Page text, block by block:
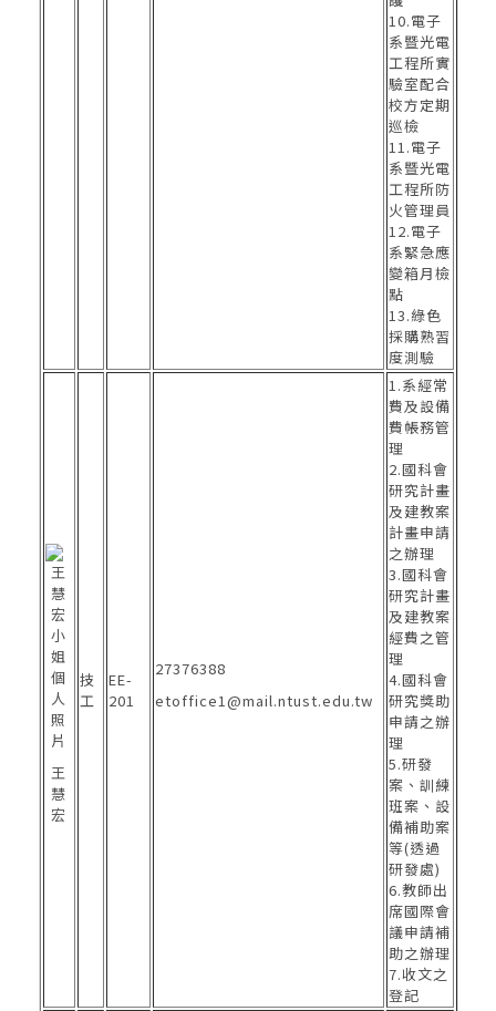
10.電子
系暨光電
工程所實
驗室配合
校方定期
巡檢
11.電子
系暨光電
工程所防
火管理員
12.電子
系緊急應
變箱月檢
點
13.綠色
採購熟習
度測驗
王
慧
宏
技
工
EE-
201
27376388
etoffice1@mail.ntust.edu.tw
1.系經常
費及設備
費帳務管
理
2.國科會
研究計畫
及建教案
計畫申請
之辦理
3.國科會
研究計畫
及建教案
經費之管
理
4.國科會
研究獎助
申請之辦
理
5.研發
案、訓練
班案、設
備補助案
等(透過
研發處)
6.教師出
席國際會
議申請補
助之辦理
7.收文之
登記